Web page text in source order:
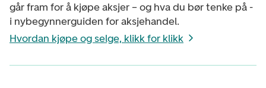
går fram for å kjøpe aksjer – og hva du bør tenke på -
i nybegynnerguiden for aksjehandel.
Hvordan kjøpe og selge, klikk for klikk